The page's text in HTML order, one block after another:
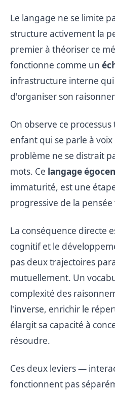
Le langage ne se limite
structure activement la
premier à théoriser ce
fonctionne comme un
infrastructure interne
d'organiser son
On observe ce
enfant qui se parle à
problème ne se distrait
mots. Ce langage
immaturité, est une
progressive de la
La conséquence directe
cognitif et le
pas deux trajectoires
mutuellement. Un
complexité des
l'inverse, enrichir le
élargit sa capacité à
résoudre.
Ces deux leviers —
fonctionnent pas